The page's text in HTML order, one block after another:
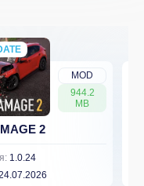
MOD
944.2
MB
2
1.0.24